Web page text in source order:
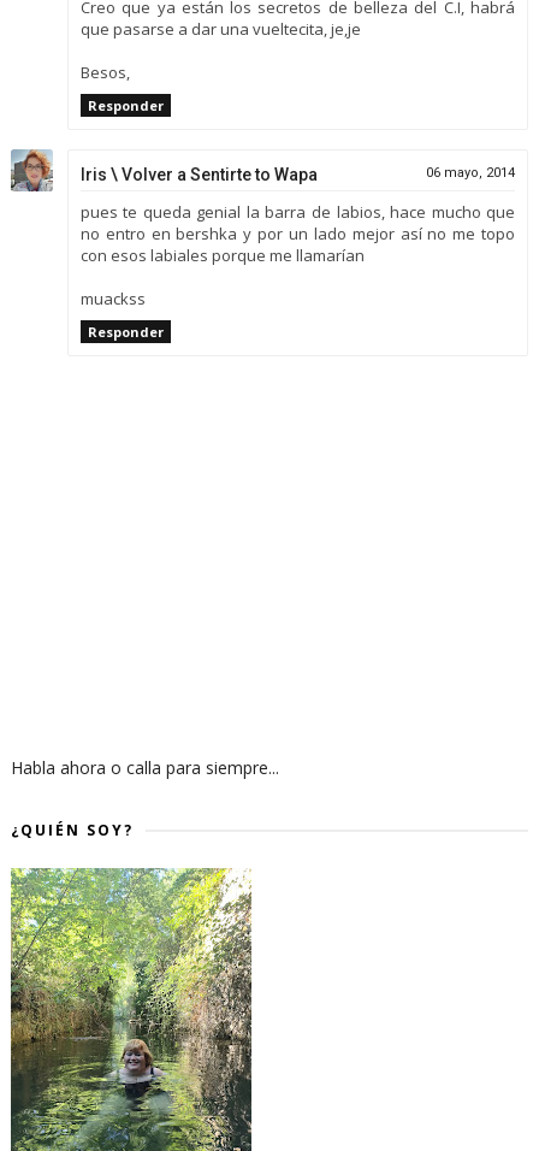
Creo que ya están los secretos de belleza del C.I, habrá
que pasarse a dar una vueltecita, je,je
Besos,
Responder
Iris \ Volver a Sentirte to Wapa 06 mayo, 2014
pues te queda genial la barra de labios, hace mucho que
no entro en bershka y por un lado mejor así no me topo
con esos labiales porque me llamarían
muackss
Responder
Habla ahora o calla para siempre...
¿QUIÉN SOY?